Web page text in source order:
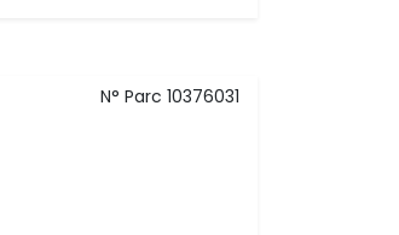
N° Parc 10376031